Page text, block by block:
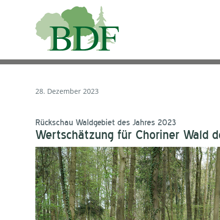
28. Dezember 2023
Rückschau Waldgebiet des Jahres 2023
Wertschätzung für Choriner Wald